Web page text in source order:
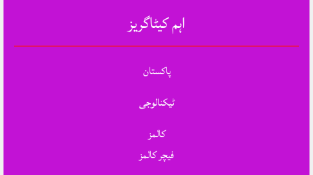
اہم کیٹاگریز
پاکستان
ٹیکنالوجی
کالمز
فیچر کالمز